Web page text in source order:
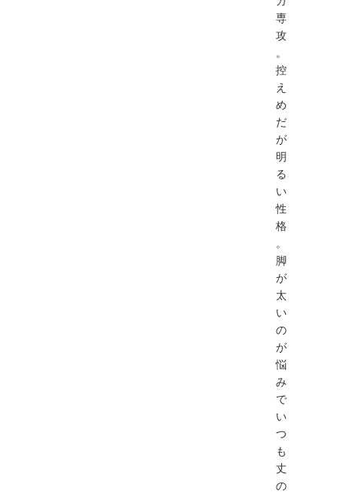
専
攻
。
控
え
め
だ
が
明
る
い
性
格
。
脚
が
太
い
の
が
悩
み
で
い
つ
も
丈
の